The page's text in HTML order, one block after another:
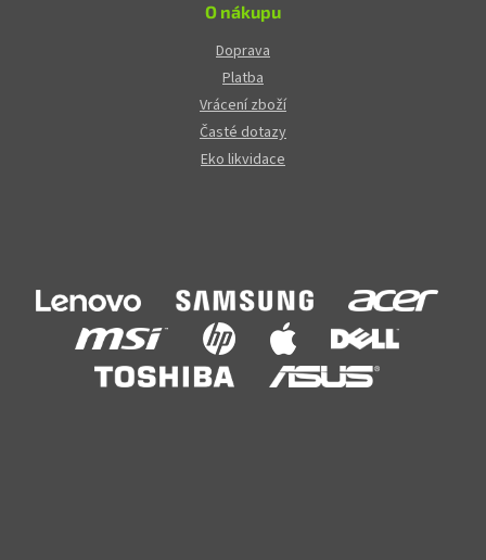
O nákupu
Doprava
Platba
Vrácení zboží
Časté dotazy
Eko likvidace